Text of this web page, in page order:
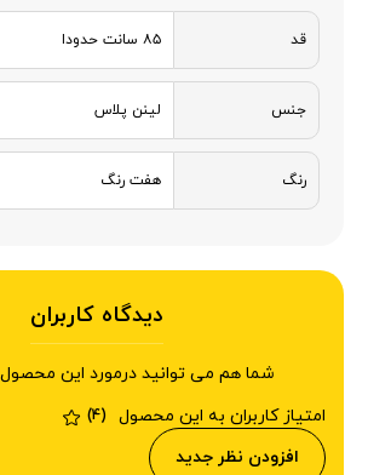
قد ۸۵ سانت حدودا
جنس لینن پلاس
رنگ هفت رنگ
دیدگاه کاربران
شما هم می توانید درمورد این
امتیاز کاربران به این محصول
(4)
افزودن نظر جدید